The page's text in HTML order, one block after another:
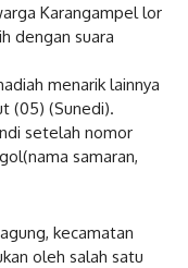
Karangampel lor
dengan suara
menarik lainnya
(05) (Sunedi).
setelah nomor
samaran,
kecamatan
oleh salah satu